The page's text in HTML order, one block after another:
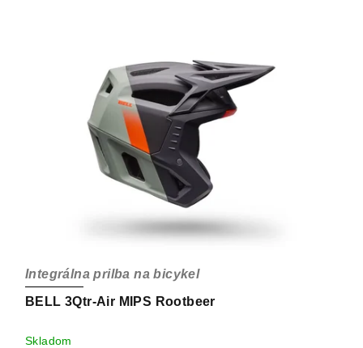
BELL 3Qtr-Air MIPS Rootbeer
Integrálna prilba na bicykel
Skladom